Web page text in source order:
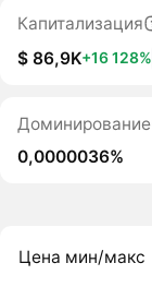
Капитализация
$ 86,9K+16 128%
Доминирование
0,0000036%
Цена мин/макс